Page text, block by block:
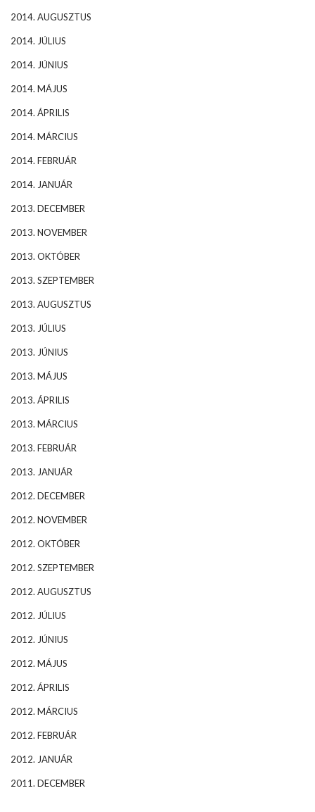
2014. AUGUSZTUS
2014. JÚLIUS
2014. JÚNIUS
2014. MÁJUS
2014. ÁPRILIS
2014. MÁRCIUS
2014. FEBRUÁR
2014. JANUÁR
2013. DECEMBER
2013. NOVEMBER
2013. OKTÓBER
2013. SZEPTEMBER
2013. AUGUSZTUS
2013. JÚLIUS
2013. JÚNIUS
2013. MÁJUS
2013. ÁPRILIS
2013. MÁRCIUS
2013. FEBRUÁR
2013. JANUÁR
2012. DECEMBER
2012. NOVEMBER
2012. OKTÓBER
2012. SZEPTEMBER
2012. AUGUSZTUS
2012. JÚLIUS
2012. JÚNIUS
2012. MÁJUS
2012. ÁPRILIS
2012. MÁRCIUS
2012. FEBRUÁR
2012. JANUÁR
2011. DECEMBER